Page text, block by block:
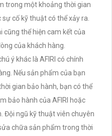
trong một khoảng thời gian
cố kỹ thuật có thể xảy ra.
cũng thể hiện cam kết của
của khách hàng.
ý khác là AFIRI có chính
Nếu sản phẩm của bạn
gian bảo hành, bạn có thể
bảo hành của AFIRI hoặc
Đội ngũ kỹ thuật viên chuyên
chữa sản phẩm trong thời